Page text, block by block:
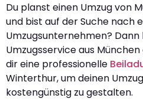
Du planst einen Umzug von
und bist auf der Suche nach
Umzugsunternehmen?
Umzugsservice aus
dir eine professionelle
Winterthur, um deinen
kostengünstig zu gestalten.